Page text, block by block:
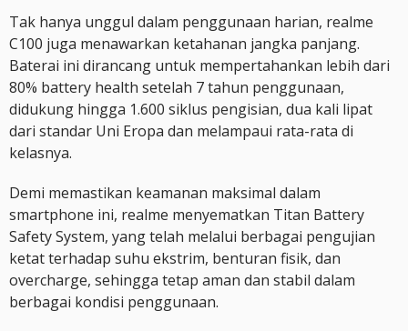
Tak hanya unggul dalam penggunaan harian, realme
C100 juga menawarkan ketahanan jangka panjang.
Baterai ini dirancang untuk mempertahankan lebih dari
80% battery health setelah 7 tahun penggunaan,
didukung hingga 1.600 siklus pengisian, dua kali lipat
dari standar Uni Eropa dan melampaui rata-rata di
kelasnya.
Demi memastikan keamanan maksimal dalam
smartphone ini, realme menyematkan Titan Battery
Safety System, yang telah melalui berbagai pengujian
ketat terhadap suhu ekstrim, benturan fisik, dan
overcharge, sehingga tetap aman dan stabil dalam
berbagai kondisi penggunaan.